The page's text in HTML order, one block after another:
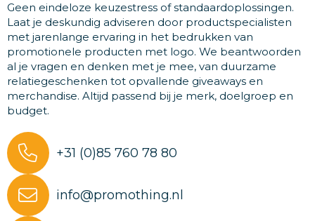
Geen eindeloze keuzestress of standaardoplossingen.
Laat je deskundig adviseren door productspecialisten
met jarenlange ervaring in het bedrukken van
promotionele producten met logo. We beantwoorden
al je vragen en denken met je mee, van duurzame
relatiegeschenken tot opvallende giveaways en
merchandise. Altijd passend bij je merk, doelgroep en
budget.
+31 (0)85 760 78 80
info@promothing.nl